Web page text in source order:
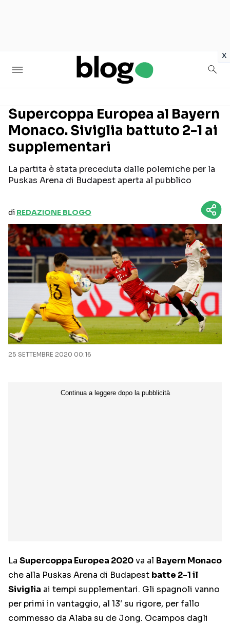
x
Seguici sui social
Supercoppa Europea al Bayern
Monaco. Siviglia battuto 2-1 ai
supplementari
La partita è stata preceduta dalle polemiche per la
Puskas Arena di Budapest aperta al pubblico
di REDAZIONE BLOGO
25 SETTEMBRE 2020 00:16
La Supercoppa Europea 2020va al Bayern Monaco
che alla Puskas Arena di Budapest batte 2-1 il
Siviglia ai tempi supplementari. Gli spagnoli vanno
per primi in vantaggio, al 13′ su rigore, per fallo
commesso da Alaba su de Jong. Ocampos dagli